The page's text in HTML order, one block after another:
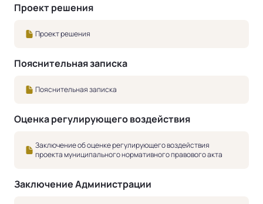
Проект решения
Проект решения
Пояснительная записка
Пояснительная записка
Оценка регулирующего воздействия
Заключение об оценке регулирующего воздействия
проекта муниципального нормативного правового акта
Заключение Администрации